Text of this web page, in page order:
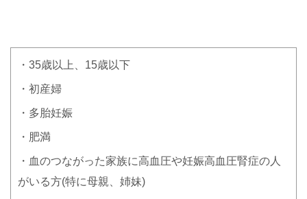
・35歳以上、15歳以下
・初産婦
・多胎妊娠
・肥満
・血のつながった家族に高血圧や妊娠高血圧腎症の人
がいる方(特に母親、姉妹)